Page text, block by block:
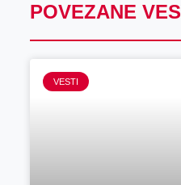
POVEZANE
VESTI